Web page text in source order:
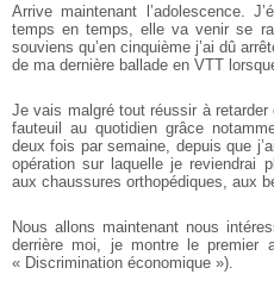
Arrive maintenant l’adolescence.
temps en temps, elle va venir se
souviens qu’en cinquième j’ai dû
de ma dernière ballade en VTT
Je vais malgré tout réussir à
fauteuil au quotidien grâce
deux fois par semaine, depuis que
opération sur laquelle je reviendrai
aux chaussures orthopédiques, aux
Nous allons maintenant nous
derrière moi, je montre le premier
« Discrimination économique »).